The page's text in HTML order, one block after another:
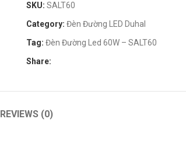
SKU: SALT60
Category: Đèn Đường LED Duhal
Tag: Đèn Đường Led 60W – SALT60
Share:
REVIEWS (0)